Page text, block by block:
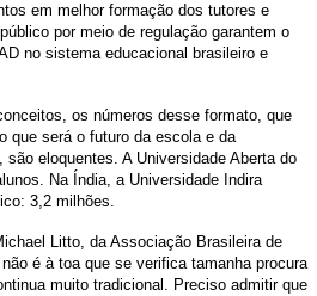
em melhor formação dos tutores e
por meio de regulação garantem o
no sistema educacional brasileiro e
os números desse formato, que
que será o futuro da escola e da
eloquentes. A Universidade Aberta do
Na Índia, a Universidade Indira
3,2 milhões.
Litto, da Associação Brasileira de
é à toa que se verifica tamanha procura
muito tradicional. Preciso admitir que